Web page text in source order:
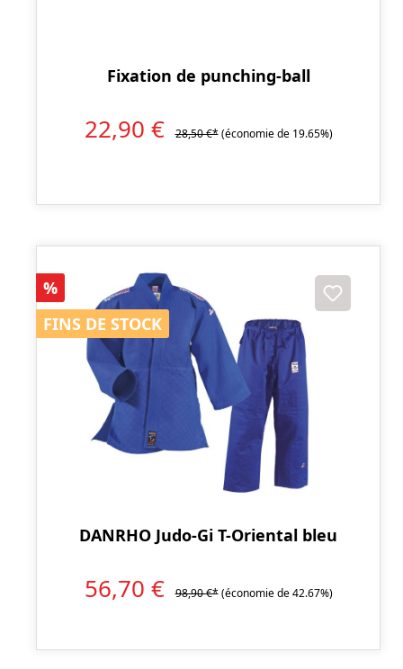
Fixation de punching-ball
22,90 € 28,50 €* (économie de 19.65%)
Réduction
%
FINS DE STOCK
FINS DE STOCK
DANRHO Judo-Gi T-Oriental bleu
56,70 € 98,90 €* (économie de 42.67%)